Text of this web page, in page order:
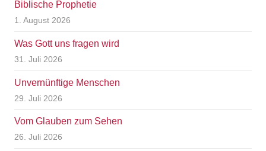
Biblische Prophetie
1. August 2026
Was Gott uns fragen wird
31. Juli 2026
Unvernünftige Menschen
29. Juli 2026
Vom Glauben zum Sehen
26. Juli 2026